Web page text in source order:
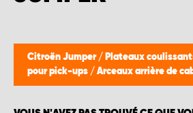
Citroën Jumper / Plateaux
pour pick-ups / Arceaux arrière de
WORK SYSTEM BRUXELLES
WORK SYSTEM LIMBURG-KEMPEN